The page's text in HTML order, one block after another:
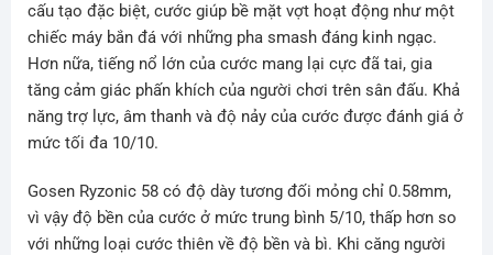
cấu tạo đặc biệt, cước giúp bề mặt vợt hoạt động như một
chiếc máy bắn đá với những pha smash đáng kinh ngạc.
Hơn nữa, tiếng nổ lớn của cước mang lại cực đã tai, gia
tăng cảm giác phấn khích của người chơi trên sân đấu. Khả
năng trợ lực, âm thanh và độ nảy của cước được đánh giá ở
mức tối đa 10/10.
Gosen Ryzonic 58 có độ dày tương đối mỏng chỉ 0.58mm,
vì vậy độ bền của cước ở mức trung bình 5/10, thấp hơn so
với những loại cước thiên về độ bền và bì. Khi căng người